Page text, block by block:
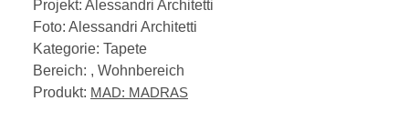
Projekt: Alessandri Architetti
Foto: Alessandri Architetti
Kategorie: Tapete
Bereich: , Wohnbereich
Produkt: MAD: MADRAS